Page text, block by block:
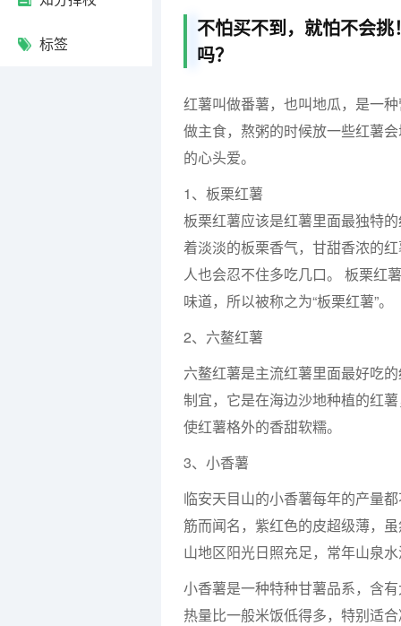
标签
不怕买不到，就怕不会
吗？
红薯叫做番薯，也叫地瓜，是一
做主食，熬粥的时候放一些红薯
的心头爱。
1、板栗红薯
板栗红薯应该是红薯里面最独特
着淡淡的板栗香气，甘甜香浓的
人也会忍不住多吃几口。 板栗红
味道，所以被称之为“板栗红薯”。
2、六鳌红薯
六鳌红薯是主流红薯里面最好吃
制宜，它是在海边沙地种植的红
使红薯格外的香甜软糯。
3、小香薯
临安天目山的小香薯每年的产量
筋而闻名，紫红色的皮超级薄，
山地区阳光日照充足，常年山泉
小香薯是一种特种甘薯品系，含
热量比一般米饭低得多，特别适